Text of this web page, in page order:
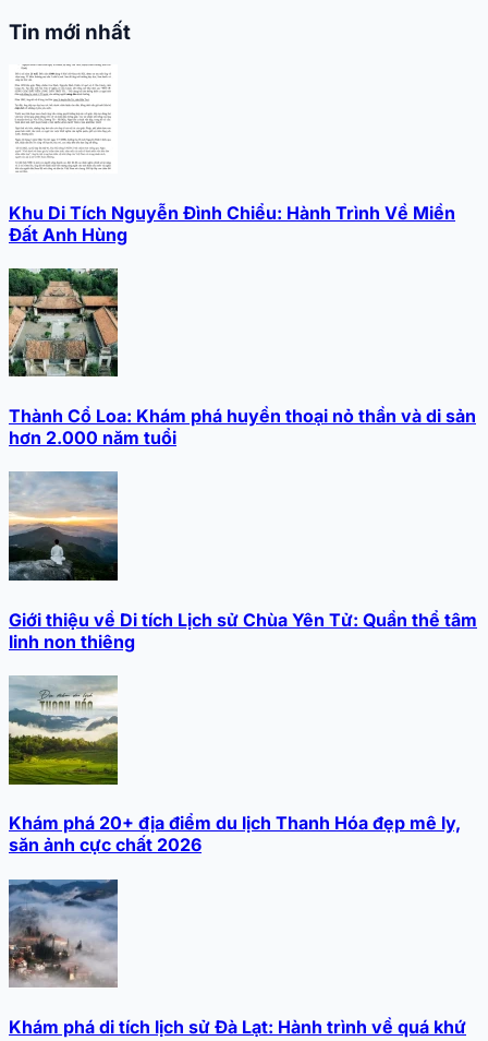
Tin mới nhất
Khu Di Tích Nguyễn Đình Chiểu: Hành Trình Về Miền
Đất Anh Hùng
Thành Cổ Loa: Khám phá huyền thoại nỏ thần và di sản
hơn 2.000 năm tuổi
Giới thiệu về Di tích Lịch sử Chùa Yên Tử: Quần thể tâm
linh non thiêng
Khám phá 20+ địa điểm du lịch Thanh Hóa đẹp mê ly,
săn ảnh cực chất 2026
Khám phá di tích lịch sử Đà Lạt: Hành trình về quá khứ